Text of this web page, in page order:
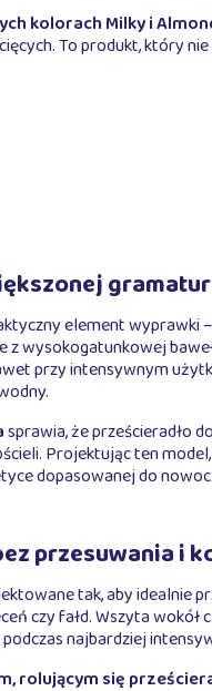
kolorach Milky i
To produkt, który
element
z wysokogatunkowej
przy intensywnym
sprawia, że prześcieradło
Projektując ten
dopasowanej do
przesuwania i
tak, aby idealnie
czy fałd. Wszyta
najbardziej
rolującym się